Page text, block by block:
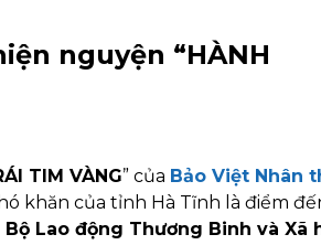
nguyện “HÀNH
TIM VÀNG” của Bảo Việt Nhân
khăn của tỉnh Hà Tĩnh là điểm
Lao động Thương Binh và Xã